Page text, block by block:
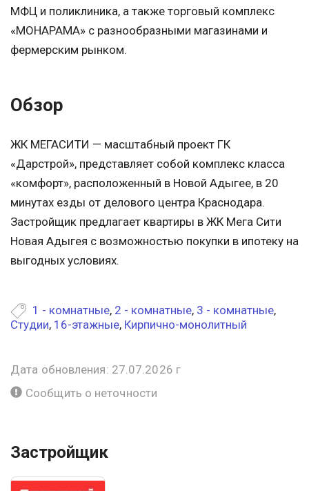
МФЦ и поликлиника, а также торговый комплекс
«МОНАРАМА» с разнообразными магазинами и
фермерским рынком.
Обзор
ЖК МЕГАСИТИ — масштабный проект ГК
«Дарстрой», представляет собой комплекс класса
«комфорт», расположенный в Новой Адыгее, в 20
минутах езды от делового центра Краснодара.
Застройщик предлагает квартиры в ЖК Мега Сити
Новая Адыгея с возможностью покупки в ипотеку на
выгодных условиях.
1 - комнатные, 2 - комнатные, 3 - комнатные,
Студии, 16-этажные, Кирпично-монолитный
Дата обновления: 27.07.2026 г
Сообщить о неточности
Застройщик